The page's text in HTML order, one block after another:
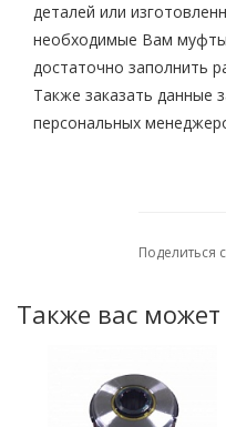
деталей или
необходимые Вам муфты
достаточно заполнить
Также заказать данные
персональных
Поделиться
Также вас может